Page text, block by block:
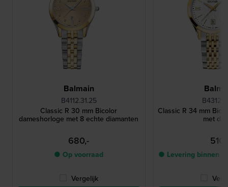
Balmain
B4112.31.25
Classic R 30 mm Bicolor
dameshorloge met 8 echte diamanten
680,-
● Op voorraad
Vergelijk
Classic R 34 mm
met
● Levering binnen